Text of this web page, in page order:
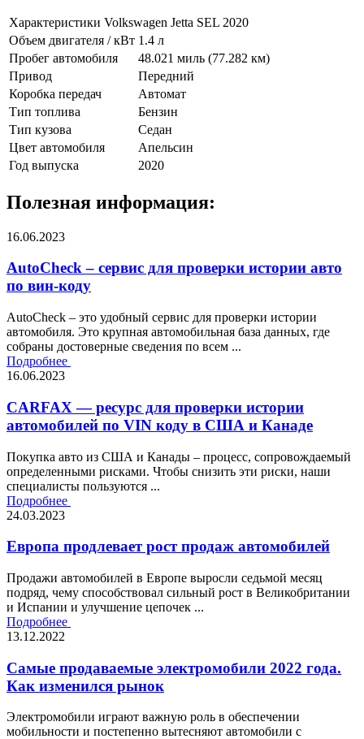
Характеристики Volkswagen Jetta SEL 2020
Объем двигателя / кВт 1.4 л
Пробег автомобиля
48.021 миль (77.282 км)
Привод
Передний
Коробка передач
Автомат
Тип топлива
Бензин
Тип кузова
Седан
Цвет автомобиля
Апельсин
Год выпуска
2020
Полезная информация:
16.06.2023
AutoCheck – сервис для проверки истории авто
по вин-коду
AutoCheck – это удобный сервис для проверки истории
автомобиля. Это крупная автомобильная база данных, где
собраны достоверные сведения по всем ...
Подробнее
16.06.2023
CARFAX — ресурс для проверки истории
автомобилей по VIN коду в США и Канаде
Покупка авто из США и Канады – процесс, сопровождаемый
определенными рисками. Чтобы снизить эти риски, наши
специалисты пользуются ...
Подробнее
24.03.2023
Европа продлевает рост продаж автомобилей
Продажи автомобилей в Европе выросли седьмой месяц
подряд, чему способствовал сильный рост в Великобритании
и Испании и улучшение цепочек ...
Подробнее
13.12.2022
Самые продаваемые электромобили 2022 года.
Как изменился рынок
Электромобили играют важную роль в обеспечении
мобильности и постепенно вытесняют автомобили с